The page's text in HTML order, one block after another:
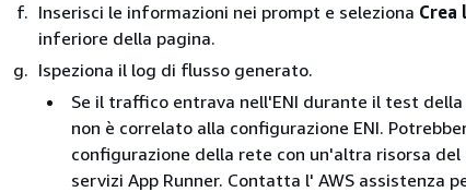
Inserisci le informazioni nei prompt e seleziona Crea
inferiore della pagina.
Ispeziona il log di flusso generato.
Se il traffico entrava nell'ENI durante il test della
non è correlato alla configurazione ENI.
configurazione della rete con un'altra risorsa del
servizi App Runner. Contatta l' AWS assistenza